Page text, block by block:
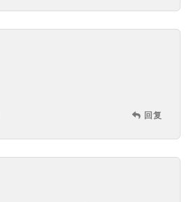
回复